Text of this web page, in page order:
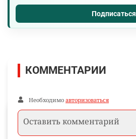
Подписаться
КОММЕНТАРИИ
Необходимо авторизоваться